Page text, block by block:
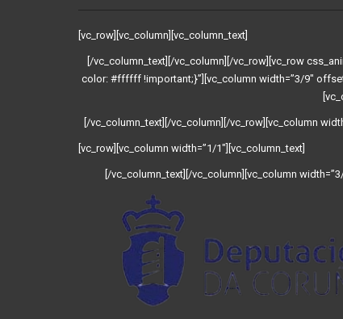
[vc_row][vc_column][vc_column_text]
[/vc_column_text][/vc_column][/vc_row][vc_row
color: #ffffff !important;}”][vc_column width=”3/9″
[/vc_column_text][/vc_column][/vc_row][vc_column
[vc_row][vc_column width=”1/1″][vc_column_text]
[/vc_column_text][/vc_column][vc_column